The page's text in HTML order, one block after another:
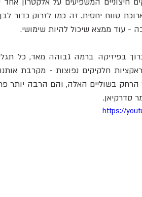
- עוד ממצא שיכול להיות שימושי.
סדרקיאן.
https://